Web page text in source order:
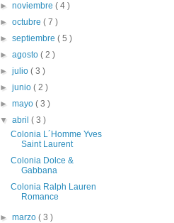
►noviembre( 4 )
►octubre( 7 )
►septiembre( 5 )
►agosto( 2 )
►julio( 3 )
►junio( 2 )
►mayo( 3 )
▼abril( 3 )
Colonia L´Homme Yves
Saint Laurent
Colonia Dolce &
Gabbana
Colonia Ralph Lauren
Romance
►marzo( 3 )